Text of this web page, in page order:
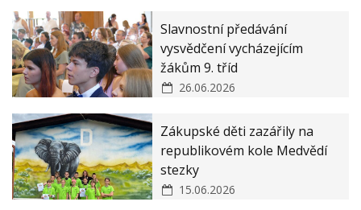
Slavnostní předávání
vysvědčení vycházejícím
žákům 9. tříd
26.06.2026
Zákupské děti zazářily na
republikovém kole Medvědí
stezky
15.06.2026